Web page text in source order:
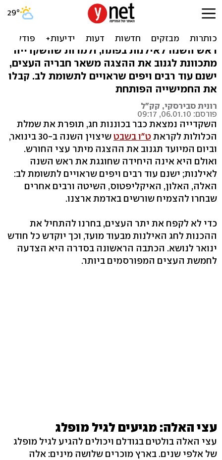
לקראת ט"ו בשבט: מסלולי
טיול בעקבות עצים
ראש השנה לאילנות בפתח, ולמרות שהשקדייה
מתכוונת לגנוב את ההצגה משאר חבריה העצים,
ישנם עוד רבים ויפים שראויים לתשומת לב. קבלו
את החמישייה הפותחת
רונית סבירסקי, קק"ל
פורסם: 06.01.10, 09:17
השקדייה נמצאת כבר בכוננות חג, תופרת את שמלת
הכלולות לקראתט"ו בשבט
שיצוין השנה ב-30 בינואר,
וביום המיועד תגנוב את ההצגה מיתר עצי החורש.
ואולם היא אינה היחידה שחוגגת את ראש השנה
לאילנות; ישנם עוד רבים ויפים שראויים לתשומת לב:
האלה, האלון, האיקליפטוס, השיטה ורבים אחרים
שבחרו להצמיח שורשים באדמת ארצנו.
כדי לא לקפח את יתר העצים, בחרנו להתחיל את
ההכנות לחג האילנות מבעוד מועד, וכך יוקדש כל חודש
ינואר לנושא. הכתבה הראשונה בסדרה היא הצדעה
לחמשת העצים המפורסמים ביותר.
עצי האלה: מגיעים לגיל מופלג
עצי האלה בולטים בגודלם ויכולים להגיע לגיל מופלג
של אלפי שנים. בארץ מוכרים שלושה מינים: אלה